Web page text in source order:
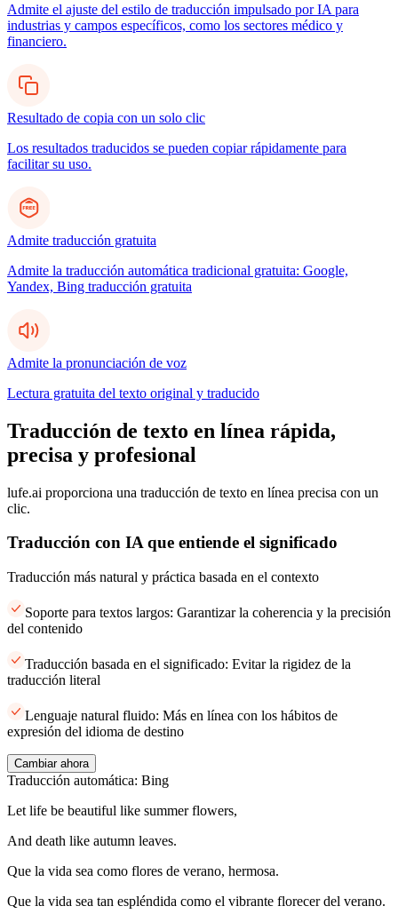
Admite el ajuste del estilo de traducción impulsado por IA para
industrias y campos específicos, como los sectores médico y
financiero.
Resultado de copia con un solo clic
Los resultados traducidos se pueden copiar rápidamente para
facilitar su uso.
Admite traducción gratuita
Admite la traducción automática tradicional gratuita: Google,
Yandex, Bing traducción gratuita
Admite la pronunciación de voz
Lectura gratuita del texto original y traducido
Traducción de texto en línea rápida,
precisa y profesional
lufe.ai proporciona una traducción de texto en línea precisa con un
clic.
Traducción con IA que entiende el significado
Traducción más natural y práctica basada en el contexto
Soporte para textos largos: Garantizar la coherencia y la precisión
del contenido
Traducción basada en el significado: Evitar la rigidez de la
traducción literal
Lenguaje natural fluido: Más en línea con los hábitos de
expresión del idioma de destino
Cambiar ahora
Traducción automática: Bing
Let life be beautiful like summer flowers,
And death like autumn leaves.
Que la vida sea como flores de verano, hermosa.
Que la vida sea tan espléndida como el vibrante florecer del verano.